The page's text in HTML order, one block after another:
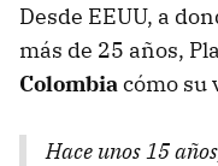
Desde EEUU, a
más de 25 años,
Colombiacómo su
Hace unos 15